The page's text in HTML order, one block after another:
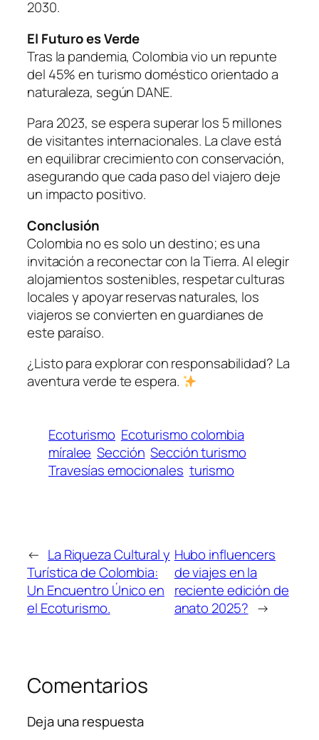
2030.
El Futuro es Verde
Tras la pandemia, Colombia vio un repunte
del 45% en turismo doméstico orientado a
naturaleza, según DANE.
Para 2023, se espera superar los 5 millones
de visitantes internacionales. La clave está
en equilibrar crecimiento con conservación,
asegurando que cada paso del viajero deje
un impacto positivo.
Conclusión
Colombia no es solo un destino; es una
invitación a reconectar con la Tierra. Al elegir
alojamientos sostenibles, respetar culturas
locales y apoyar reservas naturales, los
viajeros se convierten en guardianes de
este paraíso.
¿Listo para explorar con responsabilidad? La
aventura verde te espera.
Ecoturismo Ecoturismo colombia
míralee Sección Sección turismo
Travesías emocionales turismo
← La Riqueza Cultural y
Turística de Colombia:
Un Encuentro Único en
el Ecoturismo.
Hubo influencers
de viajes en la
reciente edición de
anato 2025? →
Comentarios
Deja una respuesta